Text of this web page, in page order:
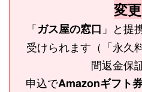
変更
「ガス屋の窓口 」と提
受けられます（「永久
間返金保
申込でAmazonギフト